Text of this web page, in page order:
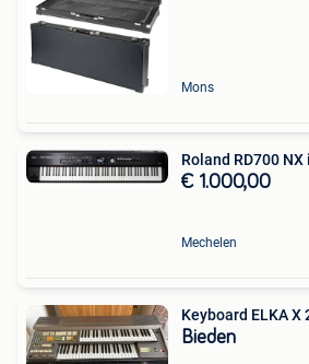
Mons
Roland RD700
€ 1.000,00
Mechelen
Keyboard ELKA X
Bieden